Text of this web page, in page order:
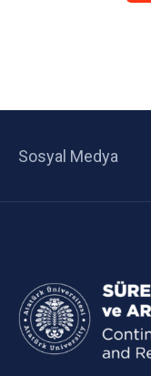
Sosyal Medya